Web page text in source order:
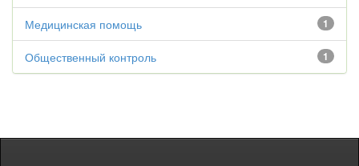
1
Медицинская помощь
1
Общественный контроль